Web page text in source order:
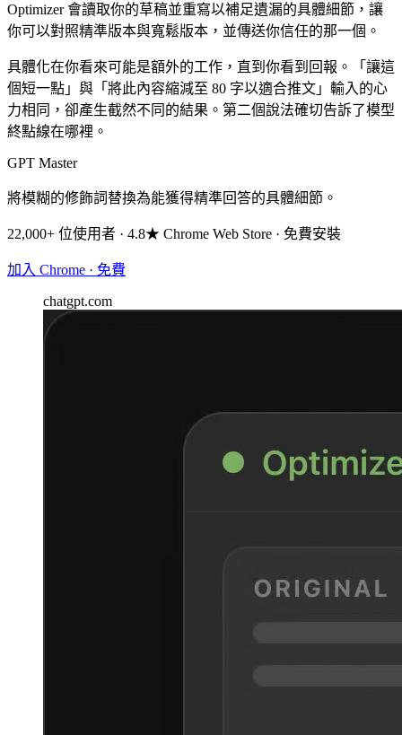
Optimizer 會讀取你的草稿並重寫以補足遺漏的具體細節，讓
你可以對照精準版本與寬鬆版本，並傳送你信任的那一個。
具體化在你看來可能是額外的工作，直到你看到回報。「讓這
個短一點」與「將此內容縮減至 80 字以適合推文」輸入的心
力相同，卻產生截然不同的結果。第二個說法確切告訴了模型
終點線在哪裡。
GPT Master
將模糊的修飾詞替換為能獲得精準回答的具體細節。
22,000+ 位使用者 · 4.8★ Chrome Web Store · 免費安裝
加入 Chrome · 免費
chatgpt.com